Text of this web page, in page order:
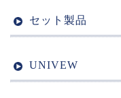
セット製品
UNIVEW